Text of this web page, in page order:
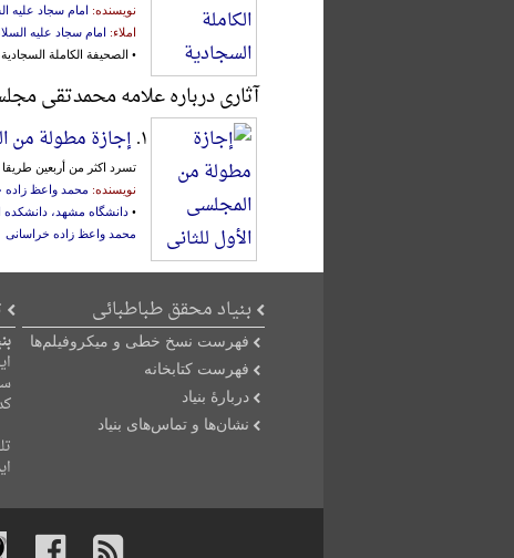
نویسنده: امام سجاد علیه
املاء: امام سجاد علیه
• الصحیفة الکاملة السجادیة، نجف،
آثاری درباره علامه محمدتقی
۱. إجازة مطولة من
تسرد اکثر من أربعین
نویسنده: محمد واعظ زاده
• دانشگاه مشهد، دانشکده
محمد واعظ زاده خراسانی
بنیاد محقق طباطبائی
فهرست نسخ خطی و میکروفیلم‌ها
فهرست کتابخانه
دربارۀ بنیاد
نشان‌ها و تماس‌های بنیاد
کد